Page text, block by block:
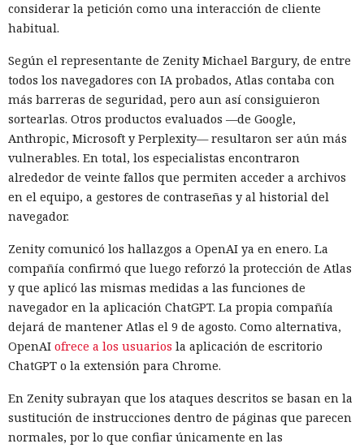
considerar la petición como una interacción de cliente
habitual.
Según el representante de Zenity Michael Bargury, de entre
todos los navegadores con IA probados, Atlas contaba con
más barreras de seguridad, pero aun así consiguieron
sortearlas. Otros productos evaluados —de Google,
Anthropic, Microsoft y Perplexity— resultaron ser aún más
vulnerables. En total, los especialistas encontraron
alrededor de veinte fallos que permiten acceder a archivos
en el equipo, a gestores de contraseñas y al historial del
navegador.
Zenity comunicó los hallazgos a OpenAI ya en enero. La
compañía confirmó que luego reforzó la protección de Atlas
y que aplicó las mismas medidas a las funciones de
navegador en la aplicación ChatGPT. La propia compañía
dejará de mantener Atlas el 9 de agosto. Como alternativa,
OpenAI ofrece a los usuarios la aplicación de escritorio
ChatGPT o la extensión para Chrome.
En Zenity subrayan que los ataques descritos se basan en la
sustitución de instrucciones dentro de páginas que parecen
normales, por lo que confiar únicamente en las